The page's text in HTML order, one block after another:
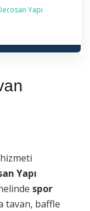
Yapı
Asma
hizmeti
Yapı
spor
tavan, baffle